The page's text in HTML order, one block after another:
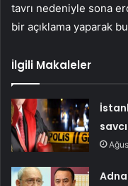
tavrı nedeniyle sona
bir açıklama yaparak
İlgili Makaleler